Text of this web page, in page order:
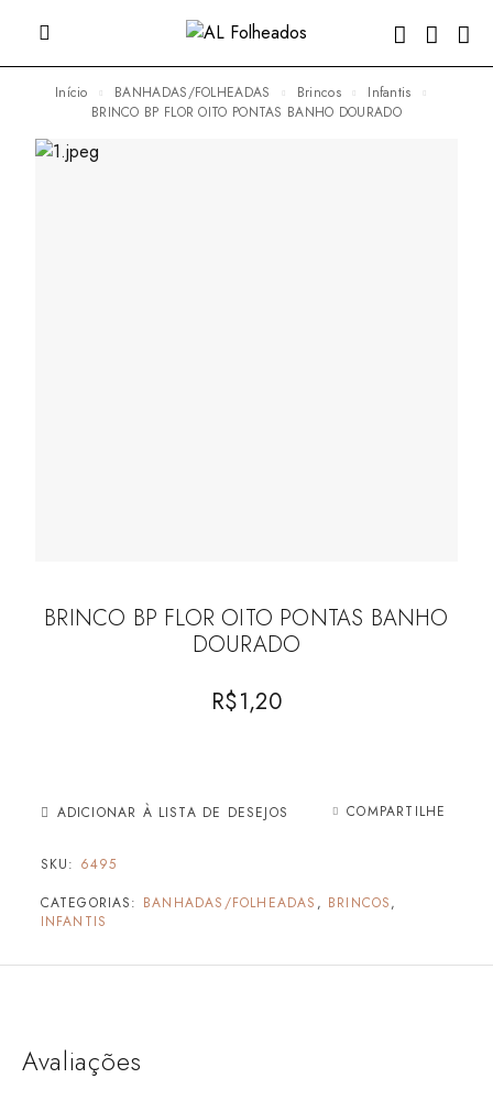
Início BANHADAS/FOLHEADAS Brincos
Infantis
BRINCO BP FLOR OITO PONTAS BANHO DOURADO
BRINCO BP FLOR OITO PONTAS BANHO
DOURADO
R$1,20
ADICIONAR À LISTA DE DESEJOS COMPARTILHE
SKU: 6495
CATEGORIAS: BANHADAS/FOLHEADAS , BRINCOS,
INFANTIS
Avaliações